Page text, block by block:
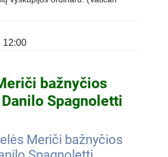
12:00
bažnyčios
Spagnoletti
Meriči bažnyčios